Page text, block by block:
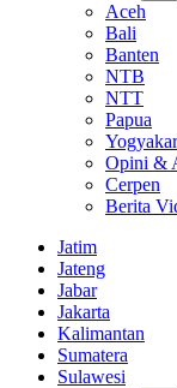
Aceh
Bali
Banten
NTB
NTT
Papua
Opini &
Cerpen
Berita
Jatim
Jateng
Jabar
Jakarta
Kalimantan
Sumatera
Sulawesi